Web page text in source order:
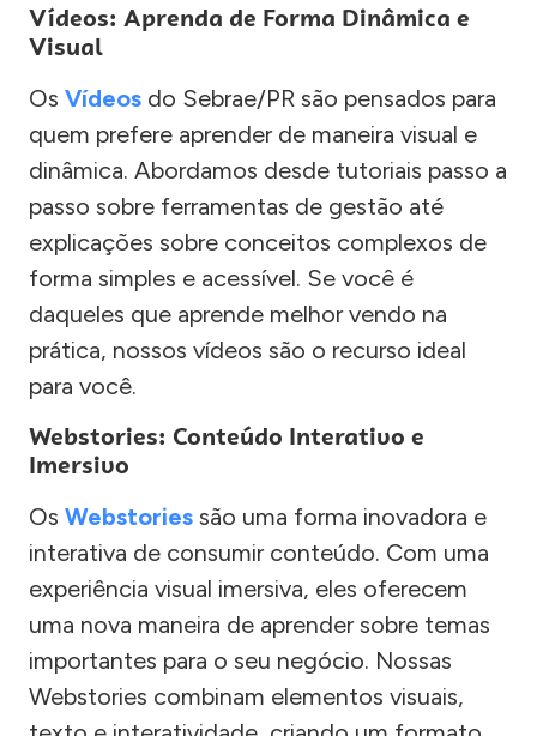
Vídeos: Aprenda de Forma Dinâmica e
Visual
Os Vídeos do Sebrae/PR são pensados para
quem prefere aprender de maneira visual e
dinâmica. Abordamos desde tutoriais passo a
passo sobre ferramentas de gestão até
explicações sobre conceitos complexos de
forma simples e acessível. Se você é
daqueles que aprende melhor vendo na
prática, nossos vídeos são o recurso ideal
para você.
Webstories: Conteúdo Interativo e
Imersivo
Os Webstories são uma forma inovadora e
interativa de consumir conteúdo. Com uma
experiência visual imersiva, eles oferecem
uma nova maneira de aprender sobre temas
importantes para o seu negócio. Nossas
Webstories combinam elementos visuais,